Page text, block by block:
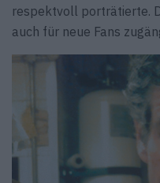
respektvoll porträtierte.
auch für neue Fans